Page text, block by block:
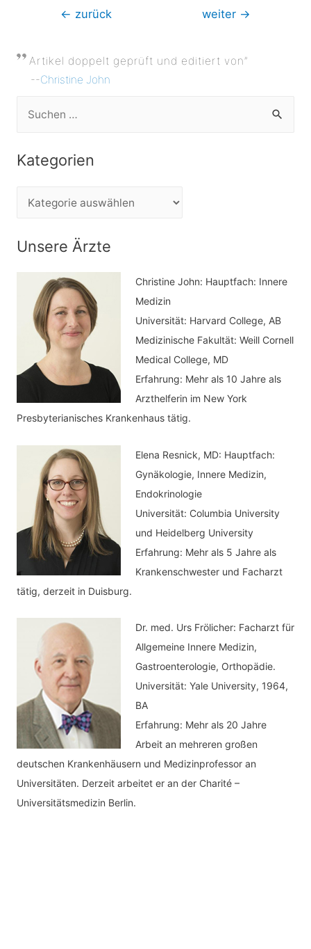
Beitragsnavigation
← zurück weiter →
Artikel doppelt geprüft und editiert von”
--Christine John
a
Kategorien
tUnsere Ärzte
Christine John: Hauptfach: Innere
Medizin
Universität: Harvard College, AB
Medizinische Fakultät: Weill Cornell
Medical College, MD
Erfahrung: Mehr als 10 Jahre als
Arzthelferin im New York
Presbyterianisches Krankenhaus tätig.
Elena Resnick, MD: Hauptfach:
Gynäkologie, Innere Medizin,
Endokrinologie
Universität: Columbia University
und Heidelberg University
Erfahrung: Mehr als 5 Jahre als
Krankenschwester und Facharzt
tätig, derzeit in Duisburg.
Dr. med. Urs Frölicher: Facharzt für
Allgemeine Innere Medizin,
Gastroenterologie, Orthopädie.
Universität: Yale University, 1964,
BA
Erfahrung: Mehr als 20 Jahre
Arbeit an mehreren großen
deutschen Krankenhäusern und Medizinprofessor an
Universitäten. Derzeit arbeitet er an der Charité –
Universitätsmedizin Berlin.